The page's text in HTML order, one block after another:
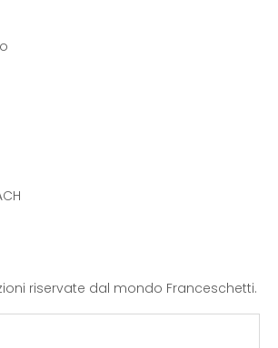
riservate dal mondo Franceschetti.